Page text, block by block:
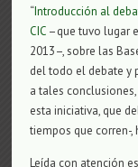
“Introducción al
CIC –que tuvo lugar
2013–, sobre las
del todo el debate y
a tales
esta iniciativa, que
tiempos que corren-,
Leída con atención